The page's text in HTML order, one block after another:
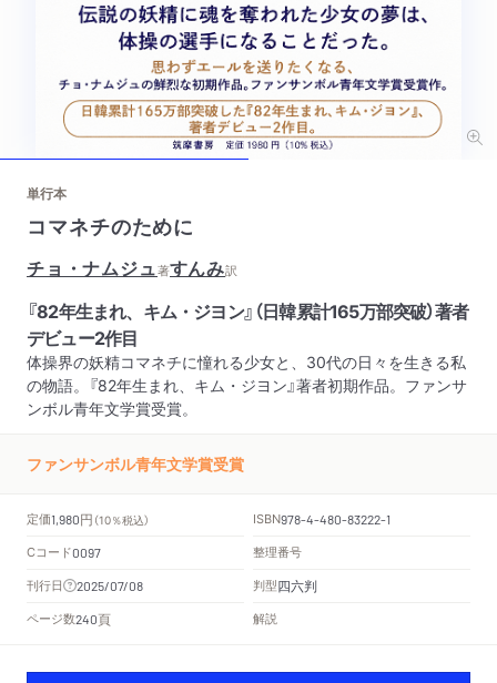
単行本
コマネチのために
チョ・ナムジュ著すんみ訳
『82年生まれ、キム・ジヨン』（日韓累計165万部突破）著者
デビュー2作目
体操界の妖精コマネチに憧れる少女と、30代の日々を生きる私
の物語。『82年生まれ、キム・ジヨン』著者初期作品。ファンサ
ンボル青年文学賞受賞。
ファンサンボル青年文学賞受賞
定価1,980円 （10％税込） ISBN978-4-480-83222-1
Cコード0097
整理番号
刊行日
2025/07/08 判型四六判
ページ数240頁 解説